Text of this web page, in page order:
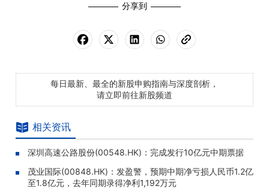
分享到
每日最新、最全的新股申购指南与深度剖析，
请立即前往新股频道
相关资讯
深圳高速公路股份(00548.HK)：完成发行10亿元中期票据
茂业国际(00848.HK)：发盈警，预期中期净亏损人民币1.2亿
至1.8亿元，去年同期录得净利1,192万元